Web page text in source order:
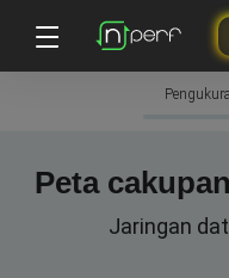
Peta
Jaringan